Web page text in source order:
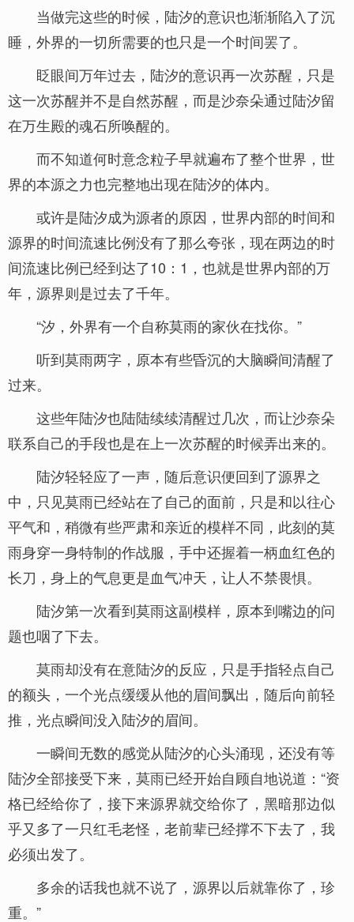
当做完这些的时候，陆汐的意识也渐渐陷入了沉
睡，外界的一切所需要的也只是一个时间罢了。
眨眼间万年过去，陆汐的意识再一次苏醒，只是
这一次苏醒并不是自然苏醒，而是沙奈朵通过陆汐留
在万生殿的魂石所唤醒的。
而不知道何时意念粒子早就遍布了整个世界，世
界的本源之力也完整地出现在陆汐的体内。
或许是陆汐成为源者的原因，世界内部的时间和
源界的时间流速比例没有了那么夸张，现在两边的时
间流速比例已经到达了10：1，也就是世界内部的万
年，源界则是过去了千年。
“汐，外界有一个自称莫雨的家伙在找你。”
听到莫雨两字，原本有些昏沉的大脑瞬间清醒了
过来。
这些年陆汐也陆陆续续清醒过几次，而让沙奈朵
联系自己的手段也是在上一次苏醒的时候弄出来的。
陆汐轻轻应了一声，随后意识便回到了源界之
中，只见莫雨已经站在了自己的面前，只是和以往心
平气和，稍微有些严肃和亲近的模样不同，此刻的莫
雨身穿一身特制的作战服，手中还握着一柄血红色的
长刀，身上的气息更是血气冲天，让人不禁畏惧。
陆汐第一次看到莫雨这副模样，原本到嘴边的问
题也咽了下去。
莫雨却没有在意陆汐的反应，只是手指轻点自己
的额头，一个光点缓缓从他的眉间飘出，随后向前轻
推，光点瞬间没入陆汐的眉间。
一瞬间无数的感觉从陆汐的心头涌现，还没有等
陆汐全部接受下来，莫雨已经开始自顾自地说道：“资
格已经给你了，接下来源界就交给你了，黑暗那边似
乎又多了一只红毛老怪，老前辈已经撑不下去了，我
必须出发了。
多余的话我也就不说了，源界以后就靠你了，珍
重。”